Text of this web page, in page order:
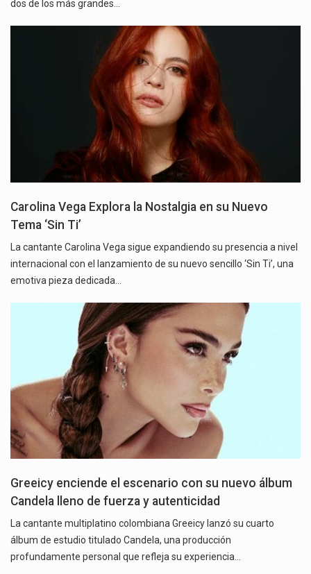
dos de los más grandes…
Carolina Vega Explora la Nostalgia en su Nuevo
Tema ‘Sin Ti’
La cantante Carolina Vega sigue expandiendo su presencia a nivel
internacional con el lanzamiento de su nuevo sencillo ‘Sin Ti’, una
emotiva pieza dedicada…
Greeicy enciende el escenario con su nuevo álbum
Candela lleno de fuerza y autenticidad
La cantante multiplatino colombiana Greeicy lanzó su cuarto
álbum de estudio titulado Candela, una producción
profundamente personal que refleja su experiencia…